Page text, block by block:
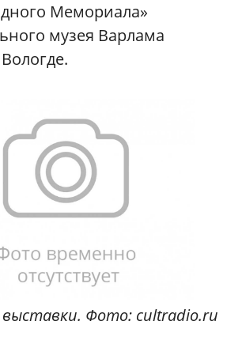
Мемориала»
музея Варлама
выставки. Фото: cultradio.ru